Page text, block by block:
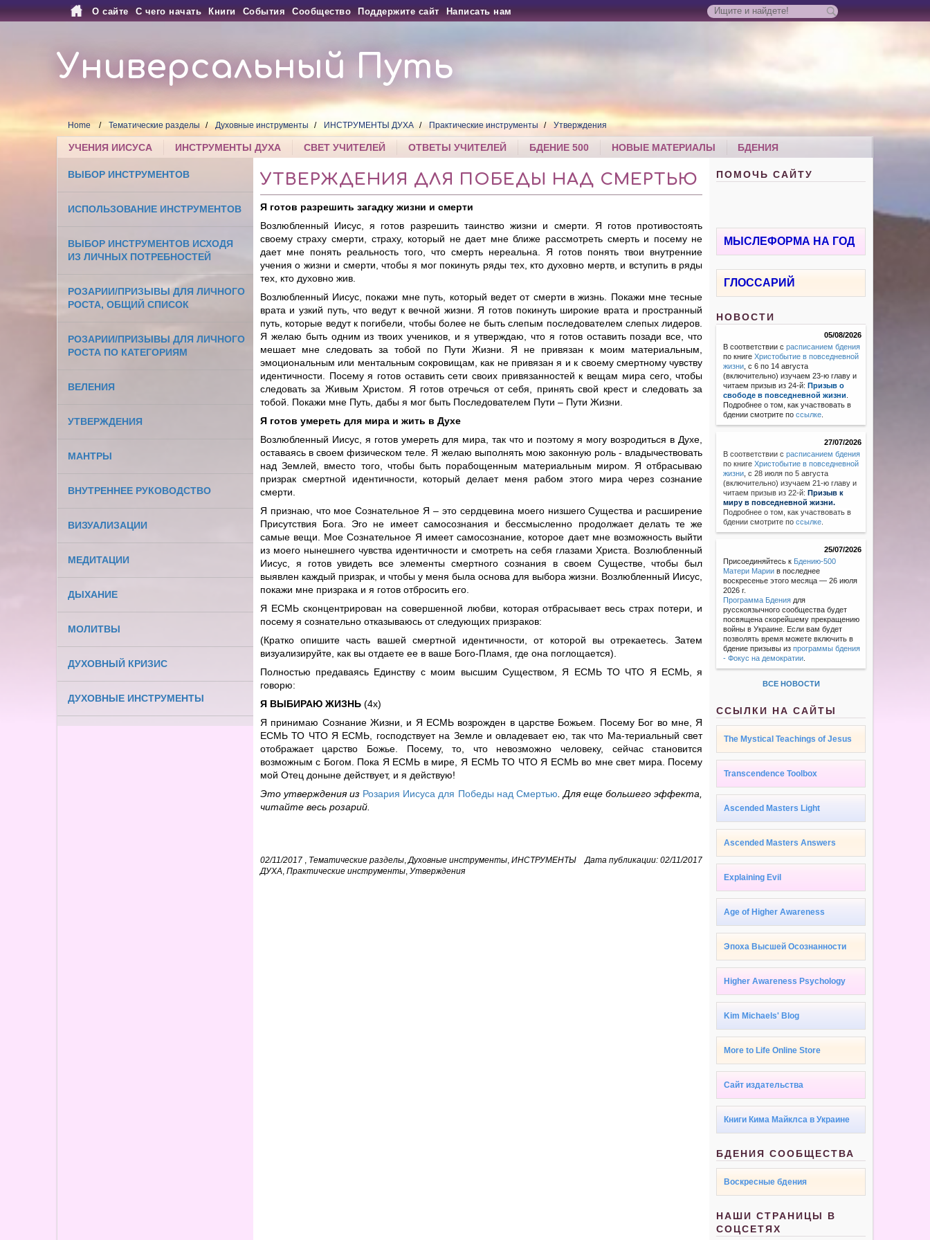
О сайте С чего начать Книги События Сообщество Поддержите сайт Написать нам
Универсальный Путь
Home Тематические разделы Духовные инструменты ИНСТРУМЕНТЫ ДУХА Практические инструменты Утверждения
УЧЕНИЯ ИИСУСА ИНСТРУМЕНТЫ ДУХА СВЕТ УЧИТЕЛЕЙ ОТВЕТЫ УЧИТЕЛЕЙ БДЕНИЕ 500 НОВЫЕ МАТЕРИАЛЫ БДЕНИЯ
ВЫБОР ИНСТРУМЕНТОВ
ИСПОЛЬЗОВАНИЕ ИНСТРУМЕНТОВ
ВЫБОР ИНСТРУМЕНТОВ ИСХОДЯ
ИЗ ЛИЧНЫХ ПОТРЕБНОСТЕЙ
РОЗАРИИ/ПРИЗЫВЫ ДЛЯ ЛИЧНОГО
РОСТА, ОБЩИЙ СПИСОК
РОЗАРИИ/ПРИЗЫВЫ ДЛЯ ЛИЧНОГО
РОСТА ПО КАТЕГОРИЯМ
ВЕЛЕНИЯ
УТВЕРЖДЕНИЯ
МАНТРЫ
ВНУТРЕННЕЕ РУКОВОДСТВО
ВИЗУАЛИЗАЦИИ
МЕДИТАЦИИ
ДЫХАНИЕ
МОЛИТВЫ
ДУХОВНЫЙ КРИЗИС
ДУХОВНЫЕ ИНСТРУМЕНТЫ
УТВЕРЖДЕНИЯ ДЛЯ ПОБЕДЫ НАД СМЕРТЬЮ
Я готов разрешить загадку жизни и смерти
Возлюбленный Иисус, я готов разрешить таинство жизни и смерти. Я готов противостоять
своему страху смерти, страху, который не дает мне ближе рассмотреть смерть и посему не
дает мне понять реальность того, что смерть нереальна. Я готов понять твои внутренние
учения о жизни и смерти, чтобы я мог покинуть ряды тех, кто духовно мертв, и вступить в ряды
тех, кто духовно жив.
Возлюбленный Иисус, покажи мне путь, который ведет от смерти в жизнь. Покажи мне тесные
врата и узкий путь, что ведут к вечной жизни. Я готов покинуть широкие врата и пространный
путь, которые ведут к погибели, чтобы более не быть слепым последователем слепых лидеров.
Я желаю быть одним из твоих учеников, и я утверждаю, что я готов оставить позади все, что
мешает мне следовать за тобой по Пути Жизни. Я не привязан к моим материальным,
эмоциональным или ментальным сокровищам, как не привязан я и к своему смертному чувству
идентичности. Посему я готов оставить сети своих привязанностей к вещам мира сего, чтобы
следовать за Живым Христом. Я готов отречься от себя, принять свой крест и следовать за
тобой. Покажи мне Путь, дабы я мог быть Последователем Пути – Пути Жизни.
Я готов умереть для мира и жить в Духе
Возлюбленный Иисус, я готов умереть для мира, так что и поэтому я могу возродиться в Духе,
оставаясь в своем физическом теле. Я желаю выполнять мою законную роль - владычествовать
над Землей, вместо того, чтобы быть порабощенным материальным миром. Я отбрасываю
призрак смертной идентичности, который делает меня рабом этого мира через сознание
смерти.
Я признаю, что мое Сознательное Я – это сердцевина моего низшего Существа и расширение
Присутствия Бога. Эго не имеет самосознания и бессмысленно продолжает делать те же
самые вещи. Мое Сознательное Я имеет самосознание, которое дает мне возможность выйти
из моего нынешнего чувства идентичности и смотреть на себя глазами Христа. Возлюбленный
Иисус, я готов увидеть все элементы смертного сознания в своем Существе, чтобы был
выявлен каждый призрак, и чтобы у меня была основа для выбора жизни. Возлюбленный Иисус,
покажи мне призрака и я готов отбросить его.
Я ЕСМЬ сконцентрирован на совершенной любви, которая отбрасывает весь страх потери, и
посему я сознательно отказываюсь от следующих призраков:
(Кратко опишите часть вашей смертной идентичности, от которой вы отрекаетесь. Затем
визуализируйте, как вы отдаете ее в ваше Бого-Пламя, где она поглощается).
Полностью предаваясь Единству с моим высшим Существом, Я ЕСМЬ ТО ЧТО Я ЕСМЬ, я
говорю:
Я ВЫБИРАЮ ЖИЗНЬ(4х)
Я принимаю Сознание Жизни, и Я ЕСМЬ возрожден в царстве Божьем. Посему Бог во мне, Я
ЕСМЬ ТО ЧТО Я ЕСМЬ, господствует на Земле и овладевает ею, так что Ма-териальный свет
отображает царство Божье. Посему, то, что невозможно человеку, сейчас становится
возможным с Богом. Пока Я ЕСМЬ в мире, Я ЕСМЬ ТО ЧТО Я ЕСМЬ во мне свет мира. Посему
мой Отец доныне действует, и я действую!
Это утверждения из Розария Иисуса для Победы над Смертью. Для еще большего эффекта,
читайте весь розарий.
02/11/2017 Дата публикации: 02/11/2017
, Тематические разделы,Духовные инструменты, ИНСТРУМЕНТЫ
ДУХА, Практические инструменты, Утверждения
ПОМОЧЬ САЙТУ
МЫСЛЕФОРМА НА ГОД
ГЛОССАРИЙ
НОВОСТИ
05/08/2026
В соответствии срасписанием бдения
по книгеХристобытие в повседневной
жизни , с 6 по 14 августа
(включительно) изучаем 23-ю главу и
читаем призыв из 24-й: Призыв о
свободе в повседневной жизни
Подробнее о том, как участвовать в
бдении смотрите поссылке
27/07/2026
В соответствии с расписанием бдения
по книгеХристобытие в повседневной
жизни с 28 июля по 5 августа
(включительно) изучаем 21-ю главу и
читаем призыв из 22-й: Призыв к
миру в повседневной жизни.
Подробнее о том, как участвовать в
бдении смотрите поссылке
25/07/2026
Присоединяйтесь к Бдению-500
Матери Марии в последнее
воскресенье этого месяца — 26 июля
2026 г.
Программа Бдения для
русскоязычного сообщества будет
посвящена скорейшему прекращению
войны в Украине. Если вам будет
позволять время можете включить в
бдение призывы изпрограммы бдения
- Фокус на демократии
ВСЕ НОВОСТИ
ССЫЛКИ НА САЙТЫ
The Mystical Teachings of Jesus
Transcendence Toolbox
Ascended Masters Light
Ascended Masters Answers
Explaining Evil
Age of Higher Awareness
Эпоха Высшей Осознанности
Higher Awareness Psychology
Kim Michaels' Blog
More to Life Online Store
Сайт издательства
Книги Кима Майклса в Украине
БДЕНИЯ СООБЩЕСТВА
Воскресные бдения
НАШИ СТРАНИЦЫ В
СОЦСЕТЯХ